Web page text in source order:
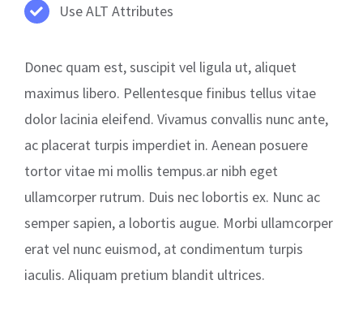
Use ALT Attributes
Donec quam est, suscipit vel ligula ut, aliquet
maximus libero. Pellentesque finibus tellus vitae
dolor lacinia eleifend. Vivamus convallis nunc ante,
ac placerat turpis imperdiet in. Aenean posuere
tortor vitae mi mollis tempus.ar nibh eget
ullamcorper rutrum. Duis nec lobortis ex. Nunc ac
semper sapien, a lobortis augue. Morbi ullamcorper
erat vel nunc euismod, at condimentum turpis
iaculis. Aliquam pretium blandit ultrices.